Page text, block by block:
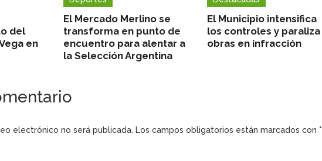
del
en
El Mercado Merlino se
transforma en punto de
encuentro para alentar a
la Selección Argentina
El Municipio intensifica
los controles y paraliza
obras en infracción
electrónico no será publicada. Los campos obligatorios están marcados con *